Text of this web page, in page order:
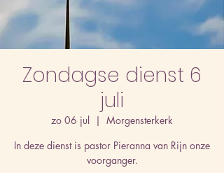
Zondagse dienst 6
juli
zo 06 jul
  |
Morgensterkerk
In deze dienst is pastor Pieranna van Rijn onze
voorganger.